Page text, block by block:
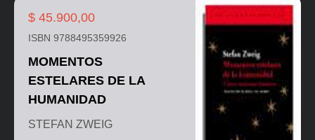
$ 45.900,00
ISBN 9788495359926
MOMENTOS
ESTELARES DE LA
HUMANIDAD
STEFAN ZWEIG